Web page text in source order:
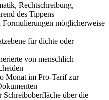
Rechtschreibung,
des Tippens
möglicherweise
für dichte oder
von menschlich
Monat im Pro-Tarif zur
Schreiboberfläche über die